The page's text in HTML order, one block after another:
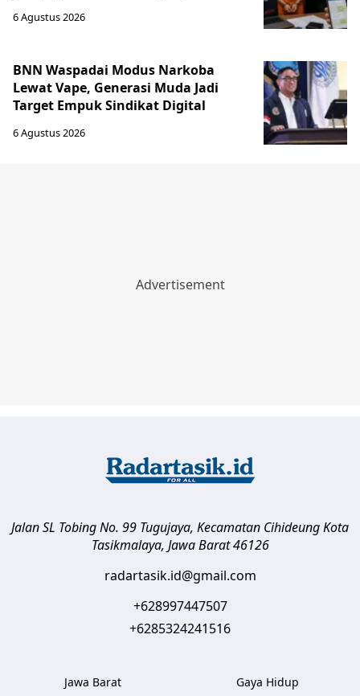
6 Agustus 2026
BNN Waspadai Modus Narkoba
Lewat Vape, Generasi Muda Jadi
Target Empuk Sindikat Digital
6 Agustus 2026
Jalan SL Tobing No. 99 Tugujaya, Kecamatan CihideungKota
Tasikmalaya, Jawa Barat 46126
radartasik.id@gmail.com
+628997447507
+6285324241516
Jawa Barat Gaya Hidup